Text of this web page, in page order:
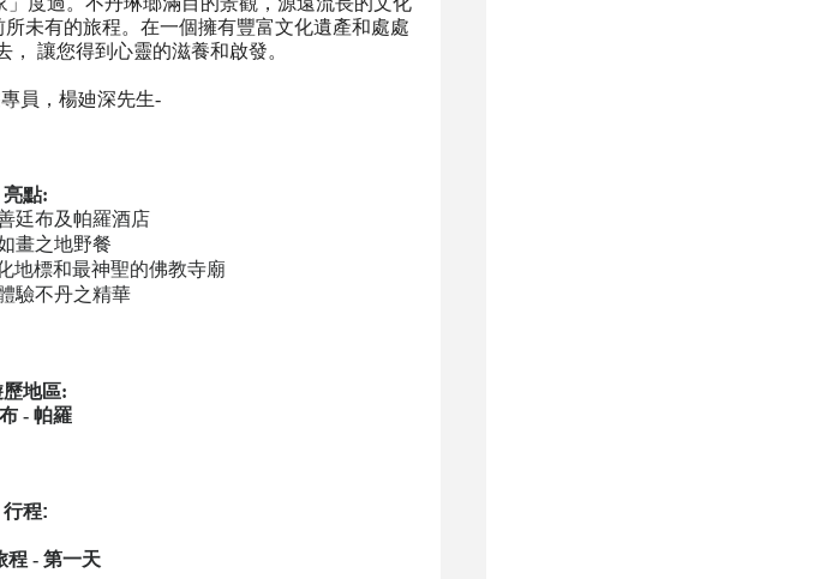
未有的旅程。在一個擁有豐富文化遺產和處處
， 讓您得到心靈的滋養和啟發。
員，楊廸深先生-
亮點:
廷布及帕羅酒店
畫之地野餐
地標和最神聖的佛教寺廟
驗不丹之精華
歷地區:
- 帕羅
行程:
程 - 第一天